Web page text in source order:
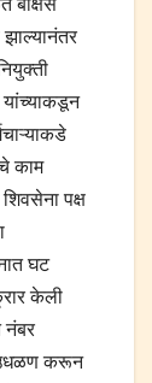
बक्षिस
यांच्याकडून
काम
पक्ष
घट
केली
नंबर
उधळण करून